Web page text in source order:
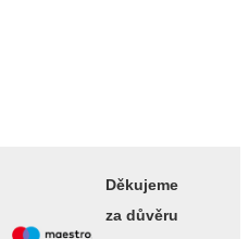
Děkujeme
za důvěru